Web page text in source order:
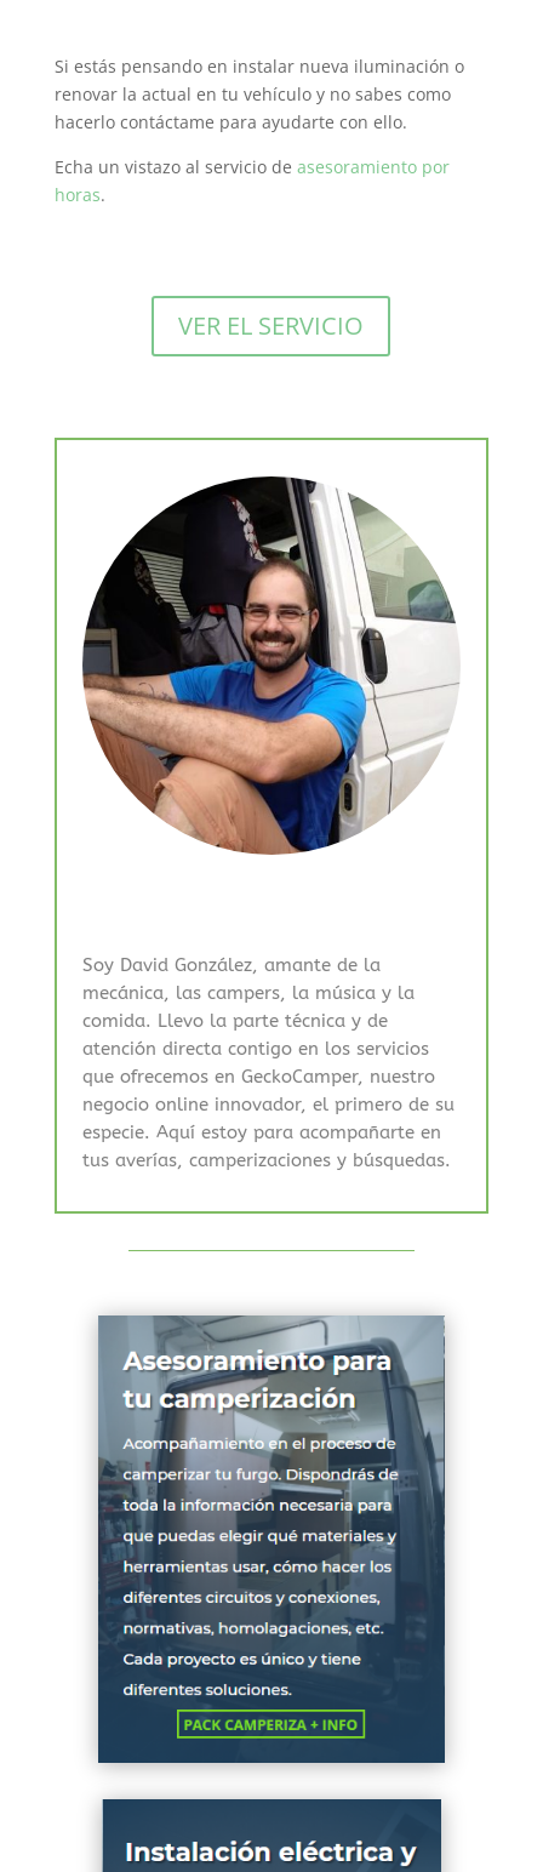
Si estás pensando en instalar nueva iluminación o
renovar la actual en tu vehículo y no sabes como
hacerlo contáctame para ayudarte con ello.
Echa un vistazo al servicio de asesoramiento por
horas.
VER EL SERVICIO
Soy David González, amante de la
mecánica, las campers, la música y la
comida. Llevo la parte técnica y de
atención directa contigo en los servicios
que ofrecemos en GeckoCamper, nuestro
negocio online innovador, el primero de su
especie. Aquí estoy para acompañarte en
tus averías, camperizaciones y búsquedas.